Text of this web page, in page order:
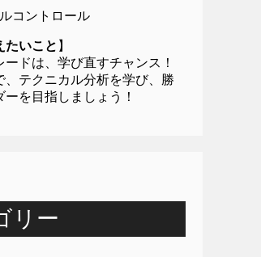
コントロール
たいこと 】
ードは、学び直すチャンス！
、テクニカル分析を学び、勝
を目指しましょう！
リー